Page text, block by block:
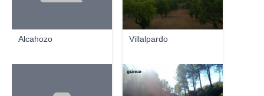
Alcahozo Villalpardo
gcinco